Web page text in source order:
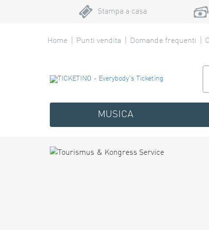
Stampa a casa
Home Punti vendita Domande frequenti
MUSICA